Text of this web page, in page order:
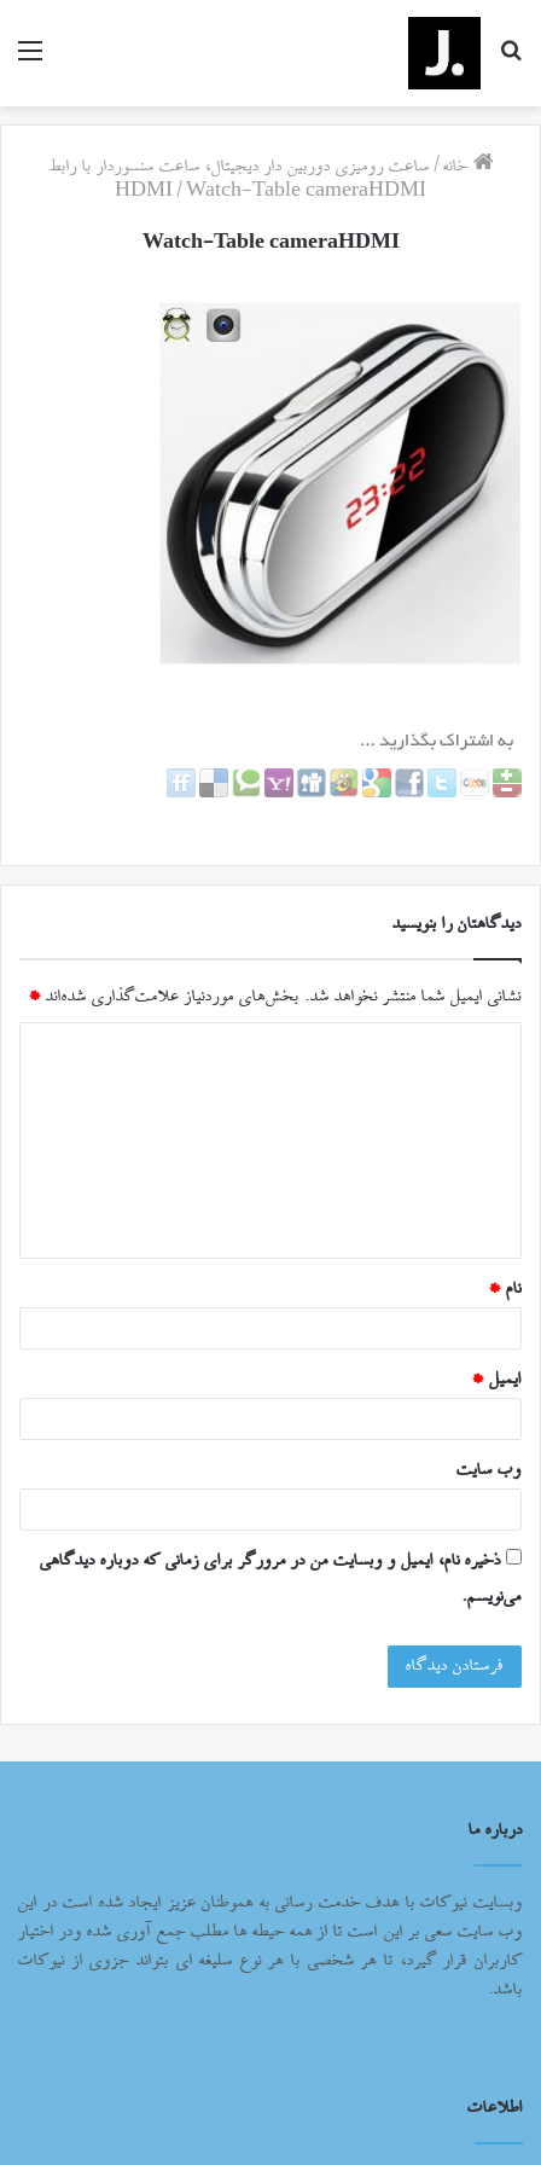
منو
برای
خانه / ساعت رومیزی دوربین دار دیجیتال، ساعت سنسور‌دار با رابط
HDMI / Watch-Table cameraHDMI
Watch-Table cameraHDMI
دیدگاهتان را بنویسید
نشانی ایمیل شما منتشر نخواهد شد. بخش‌های موردنیاز علامت‌گذاری شده‌اند *
*
نام *
ایمیل *
وب‌ سایت
ذخیره نام، ایمیل و وبسایت من در مرورگر برای زمانی که دوباره دیدگاهی
می‌نویسم.
درباره ما
وبسایت نیوکات با هدف خدمت رسانی به هموطنان عزیز ایجاد شده است در این
وب سایت سعی بر این است تا از همه حیطه ها مطلب جمع آوری شده ودر اختیار
کاربران قرار گیرد، تا هر شخصی با هر نوع سلیغه ای بتواند جزوی از نیوکات
باشد.
اطلاعات